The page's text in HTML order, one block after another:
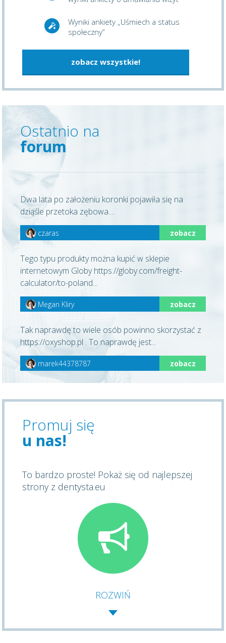
Wyniki ankiety „Uśmiech a status
społeczny”
zobacz wszystkie!
Ostatnio na
forum
Dwa lata po założeniu koronki pojawiła się na
dziąśle przetoka zębowa....
czaras zobacz
Tego typu produkty można kupić w sklepie
internetowym Globy https://globy.com/freight-
calculator/to-poland...
Megan Kliry zobacz
Tak naprawdę to wiele osób powinno skorzystać z
https://oxyshop.pl . To naprawdę jest...
marek44378787 zobacz
Promuj się
u nas!
To bardzo proste! Pokaż się od najlepszej
strony z dentysta.eu
ROZWIŃ